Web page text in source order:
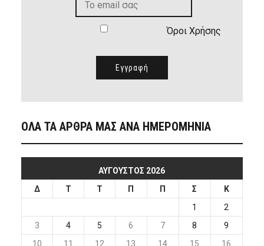
Όροι Χρήσης
ΟΛΑ ΤΑ ΑΡΘΡΑ ΜΑΣ ΑΝΑ ΗΜΕΡΟΜΗΝΙΑ
ΑΎΓΟΥΣΤΟΣ 2026
Δ
Τ Τ Π Π Σ
Κ
1
2
3
4 5 6 7 8
9
10
11 12 13 14 15 16